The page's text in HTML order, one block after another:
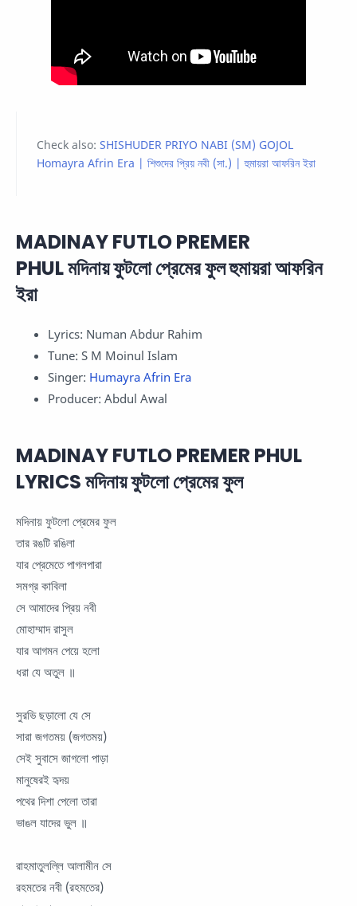
Check also: SHISHUDER PRIYO NABI (SM) GOJOL
Homayra Afrin Era | শিশুদের প্রিয় নবী (সা.) | হুমায়রা আফরিন ইরা
MADINAY FUTLO PREMER
PHUL মদিনায় ফুটলো প্রেমের ফুল হুমায়রা আফরিন
ইরা
Lyrics: Numan Abdur Rahim
Tune: S M Moinul Islam
Singer: Humayra Afrin Era
Producer: Abdul Awal
MADINAY FUTLO PREMER PHUL
LYRICS মদিনায় ফুটলো প্রেমের ফুল
মদিনায় ফুটলো প্রেমের ফুল
তার রঙটি রঙিলা
যার প্রেমেতে পাগলপারা
সমগ্র কাবিলা
সে আমাদের প্রিয় নবী
মোহাম্মাদ রাসুল
যার আগমন পেয়ে হলো
ধরা যে অতুল ॥
সুরভি ছড়ালো যে সে
সারা জগতময় (জগতময়)
সেই সুবাসে জাগলো পাড়া
মানুষেরই হৃদয়
পথের দিশা পেলো তারা
ভাঙল যাদের ভুল ॥
রাহমাতুলল্লি আলামীন সে
রহমতের নবী (রহমতের)